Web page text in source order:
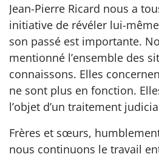
Jean-Pierre Ricard nous a
initiative de révéler lui-
son passé est importante.
mentionné l’ensemble des
connaissons. Elles
ne sont plus en fonction.
l’objet d’un traitement
Frères et sœurs,
nous continuons le travail